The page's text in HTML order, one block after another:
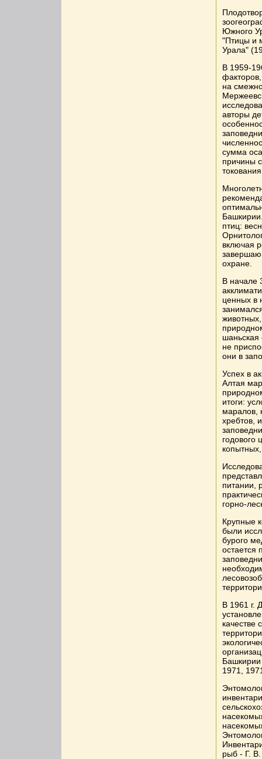
Южного
"Птицы и
Урала"
В 1959-
на
авторы
сумма
причины
птиц:
включая
охране.
В начале
ценных в
шаньская
не
они в
Успех в
Алтая
итоги:
маралов,
хребтов,
годового
питании,
горно-
Крупные
были
бурого
остается
В 1961 г.
качестве
1971,
рыб - Г.